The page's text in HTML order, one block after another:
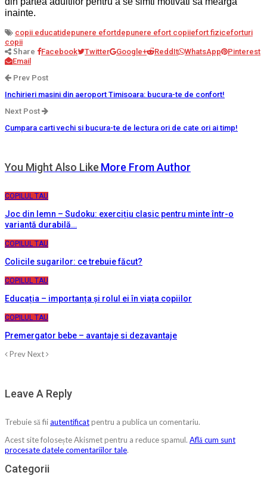
inainte.
copii educatidepunere efortdepunere efort copiiefort fiziceforturi
copii
Share Facebook Twitter Google+ ReddIt WhatsApp
Pinterest
Email
Prev Post
Inchirieri masini din aeroport Timisoara: bucura-te de confort!
Next Post
Cumpara carti vechi si bucura-te de lectura ori de cate ori ai timp!
You Might Also Like More From Author
COPILUL TAU
Joc din lemn – Sudoku: exercițiu clasic pentru minte într-o
variantă durabilă…
COPILUL TAU
Colicile sugarilor: ce trebuie făcut?
COPILUL TAU
Educația – importanța și rolul ei în viața copiilor
COPILUL TAU
Premergator bebe – avantaje si dezavantaje
PrevNext
Leave A Reply
Trebuie să fiiautentificatpentru a publica un comentariu.
Acest site folosește Akismet pentru a reduce spamul. Află cum sunt
procesate datele comentariilor tale.
Categorii